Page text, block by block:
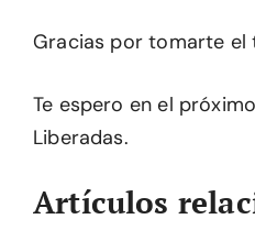
Gracias por tomarte el
Te espero en el
Liberadas.
Artículos